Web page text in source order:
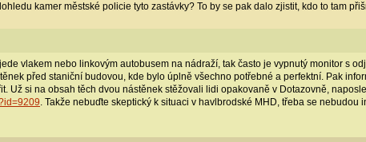
kamer městské policie tyto zastávky? To by se pak dalo zjistit, kdo to tam
vlakem nebo linkovým autobusem na nádraží, tak často je vypnutý monitor s
před staniční budovou, kde bylo úplně všechno potřebné a perfektní. Pak
Už si na obsah těch dvou nástěnek stěžovali lidi opakovaně v Dotazovně,
. Takže nebuďte skeptický k situaci v havlbrodské MHD, třeba se nebudou